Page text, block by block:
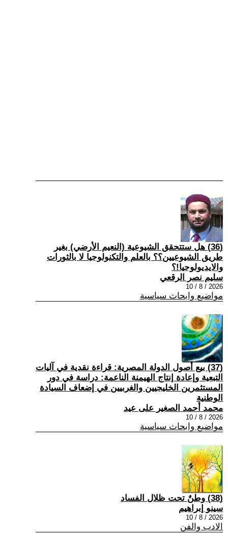
(36) هل ستتحقق الشيوعية (النعيم الأرضي) بغير
طريق الشيوعيين؟؟ بالعلم والتكنولوجيا لا بالثورات
والايديولوجيا!؟
سليم نصر الرقعي
2026 / 8 / 10
مواضيع وابحاث سياسية
(37) بيع أصول الدولة المصرية: قراءة نقدية في آليات
التبعية وإعادة إنتاج الهيمنة الناعمة: دراسة في دور
المستثمرين الخليجيين والغربيين في إضعاف السيادة
الوطنية
محمد أحمد الصغير على عيد
2026 / 8 / 10
مواضيع وابحاث سياسية
(38) وطنٌ تحت ظلال الفساد
سينو إبراهيم
2026 / 8 / 10
الادب والفن